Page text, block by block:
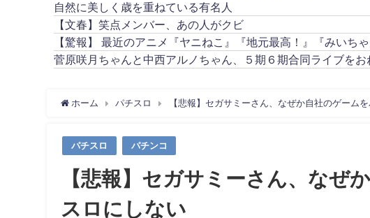
自然に美しく歳を重ねている有名人
【文春】笑点メンバー、あの人がクビ
【驚報】 最近のアニメ『ヤニねこ』『地元最高！』『みいち
菅原咲月ちゃんと中西アルノちゃん、５期６期合同ライブをお
ホーム パチスロ 【悲報】セガサミーさん、なぜか自社のゲーム
パチスロ パチンコ
【悲報】セガサミーさん、なぜ
スロにしない